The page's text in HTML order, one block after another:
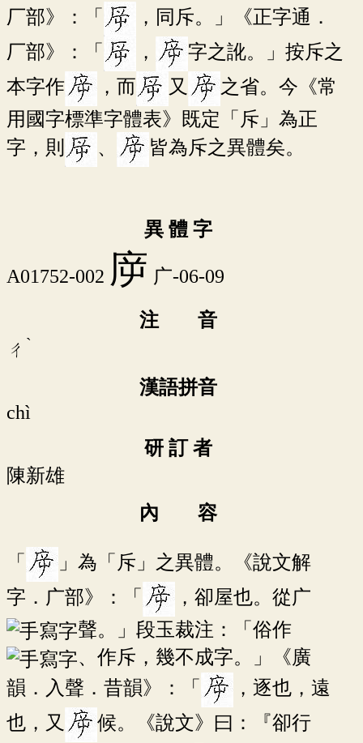
厂部》：「
，同斥。」《正字通．
厂部》：「
，
字之訛。」按斥之
本字作
，而 又
之省。今《常
用國字標準字體表》既定「斥」為正
字，則
、 皆為斥之異體矣。
異 體 字
A01752-002 㡿 广-06-09
注 音
ㄔ ˋ
漢語拼音
chì
研 訂 者
陳新雄
內 容
「
」為「斥」之異體。《說文解
字．广部》：「
，卻屋也。從广
聲。」段玉裁注：「俗作
、作斥，幾不成字。」《廣
韻．入聲．昔韻》：「
，逐也，遠
也，又
候。《說文》曰：『卻行